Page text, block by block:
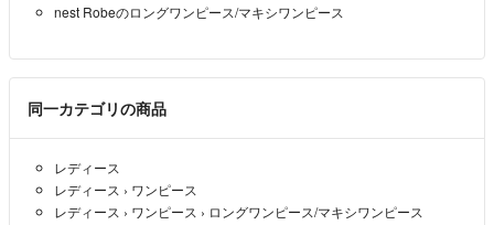
nest Robeのロングワンピース/マキシワンピース
同一カテゴリの商品
レディース
レディース › ワンピース
レディース › ワンピース › ロングワンピース/マキシワンピース